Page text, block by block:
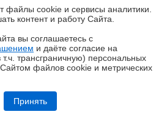
становятся массовыми
файлы cookie и сервисы аналитики.
контент и работу Cайта.
вы соглашаетесь с
и даёте согласие на
трансграничную) персональных
файлов cookie и метрических
Принять